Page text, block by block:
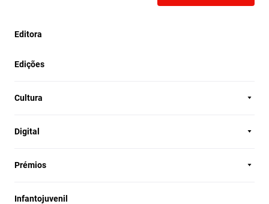
Editora
Edições
Cultura
Digital
Prémios
Infantojuvenil